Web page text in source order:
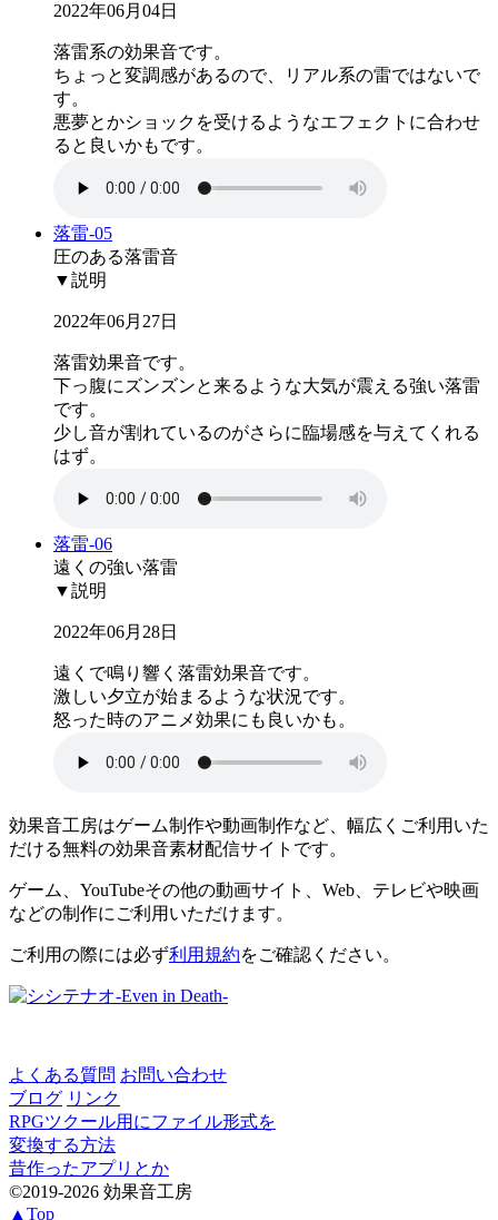
2022年06月04日
落雷系の効果音です。
ちょっと変調感があるので、リアル系の雷ではないで
す。
悪夢とかショックを受けるようなエフェクトに合わせ
ると良いかもです。
落雷-05
圧のある落雷音
▼説明
2022年06月27日
落雷効果音です。
下っ腹にズンズンと来るような大気が震える強い落雷
です。
少し音が割れているのがさらに臨場感を与えてくれる
はず。
落雷-06
遠くの強い落雷
▼説明
2022年06月28日
遠くで鳴り響く落雷効果音です。
激しい夕立が始まるような状況です。
怒った時のアニメ効果にも良いかも。
効果音工房はゲーム制作や動画制作など、幅広くご利用いた
だける無料の効果音素材配信サイトです。
ゲーム、YouTubeその他の動画サイト、Web、テレビや映画
などの制作にご利用いただけます。
ご利用の際には必ず利用規約をご確認ください。
よくある質問 お問い合わせ
ブログ リンク
RPGツクール用にファイル形式を
変換する方法
昔作ったアプリとか
©2019-2026 効果音工房
▲Top